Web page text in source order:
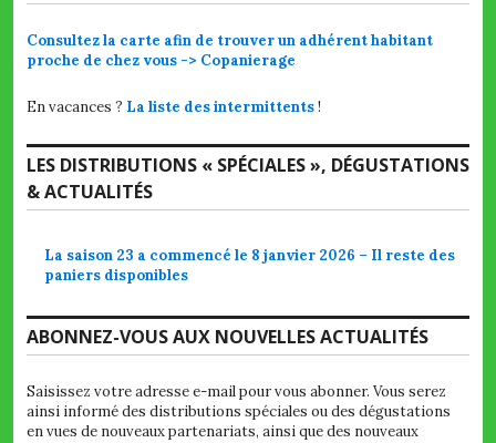
Consultez la carte afin de trouver un adhérent habitant
proche de chez vous -> Copanierage
En vacances ? La liste des intermittents!
LES DISTRIBUTIONS « SPÉCIALES », DÉGUSTATIONS
& ACTUALITÉS
La saison 23 a commencé le 8 janvier 2026 – Il reste des
paniers disponibles
ABONNEZ-VOUS AUX NOUVELLES ACTUALITÉS
Saisissez votre adresse e-mail pour vous abonner. Vous serez
ainsi informé des distributions spéciales ou des dégustations
en vues de nouveaux partenariats, ainsi que des nouveaux